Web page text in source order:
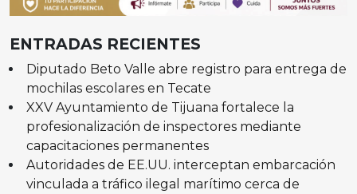
ENTRADAS RECIENTES
Diputado Beto Valle abre registro para entrega de
mochilas escolares en Tecate
XXV Ayuntamiento de Tijuana fortalece la
profesionalización de inspectores mediante
capacitaciones permanentes
Autoridades de EE.UU. interceptan embarcación
vinculada a tráfico ilegal marítimo cerca de